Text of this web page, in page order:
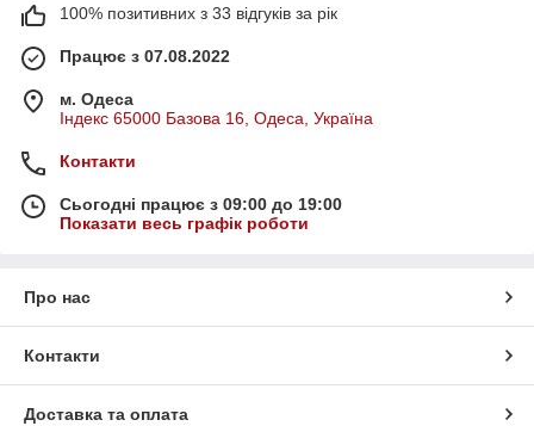
100% позитивних з 33 відгуків за рік
Працює з 07.08.2022
м. Одеса
Індекс 65000 Базова 16, Одеса, Україна
Контакти
Сьогодні працює з 09:00 до 19:00
Показати весь графік роботи
Про нас
Контакти
Доставка та оплата